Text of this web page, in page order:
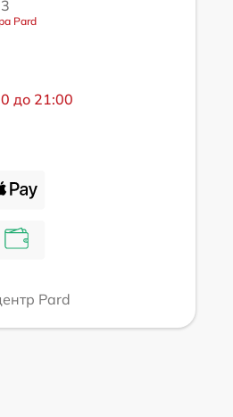
Pard
до 21:00
Pard